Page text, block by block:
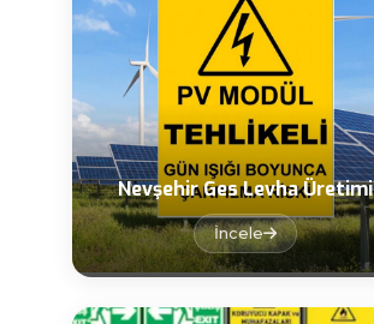
Nevşehir Ges Levha Üretimi
İncele